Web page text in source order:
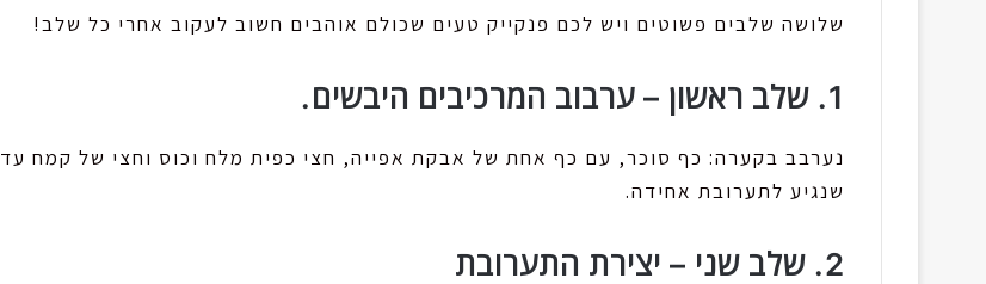
שלושה שלבים פשוטים ויש לכם פנקייק טעים שכולם אוהבים חשוב לעקוב אחרי כל שלב!
1. שלב ראשון – ערבוב המרכיבים היבשים.
נערבב בקערה: כף סוכר, עם כף אחת של אבקת אפייה, חצי כפית מלח וכוס וחצי של קמח עד
שנגיע לתערובת אחידה.
2. שלב שני – יצירת התערובת